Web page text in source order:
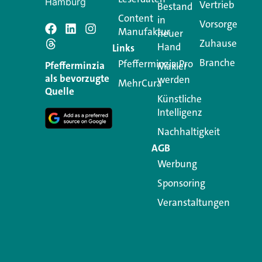
Schreiben
Ihre E-Mail-Adresse wird
Kommentar
Pfefferminzia
als bevorzugte
Quelle
Content
Manufaktur
Links
Pfefferminzia.Pro
MehrCura
Bestand
in
neuer
Hand
Makler
werden
Künstliche
Intelligenz
Nachhaltigkeit
AGB
Werbung
Sponsoring
Veranstaltungen
Vertrieb
Vorsorge
Zuhause
Branche